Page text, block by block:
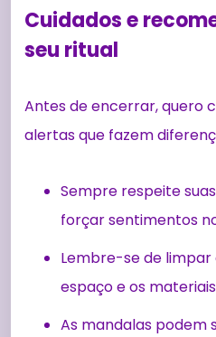
Cuidados e
seu ritual
Antes de encerrar, quero
alertas que fazem
Sempre respeite
forçar sentimentos
Lembre-se de
espaço e os
As mandalas podem